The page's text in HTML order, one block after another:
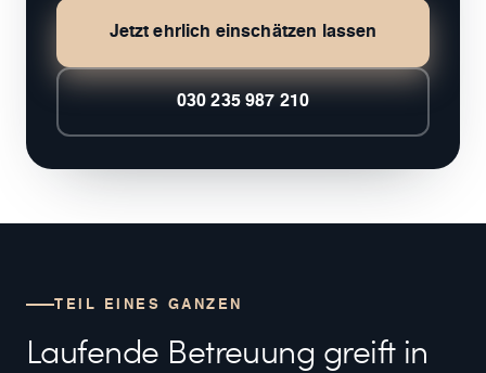
Jetzt ehrlich einschätzen lassen
030 235 987 210
TEIL EINES GANZEN
Laufende Betreuung greift in